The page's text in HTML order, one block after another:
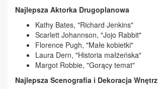
Najlepsza Aktorka Drugoplanowa
Kathy Bates, "Richard Jenkins"
Scarlett Johannson, "Jojo Rabbit"
Florence Pugh, "Małe kobietki"
Laura Dern, "Historia małżeńska"
Margot Robbie, "Gorący temat"
Najlepsza Scenografia i Dekoracja Wnętrz